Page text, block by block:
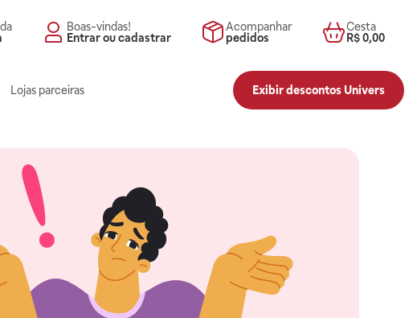
Boas-vindas!
Entrar ou cadastrar
Acompanhar
pedidos
Cesta
R$ 0,00
Lojas parceiras Exibir descontos Univers